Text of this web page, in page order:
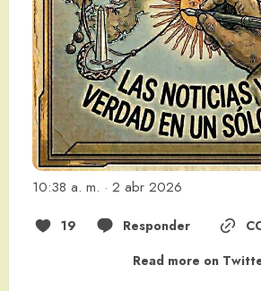
10:38 a. m. · 2 abr 2026
19 Responder
Read more on